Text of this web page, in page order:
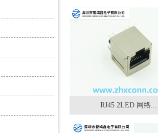
RJ45 2LED 网络...